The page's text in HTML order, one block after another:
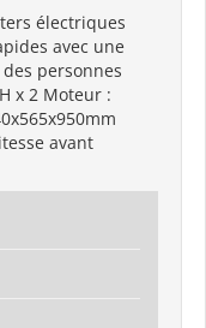
électriques
avec une
personnes
x 2 Moteur :
avant